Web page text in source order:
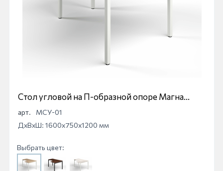
Стол угловой на П-образной опоре Магна
МСУ-01
арт.
МСУ-01
ДхВхШ: 1600x750x1200 мм
Выбрать цвет: